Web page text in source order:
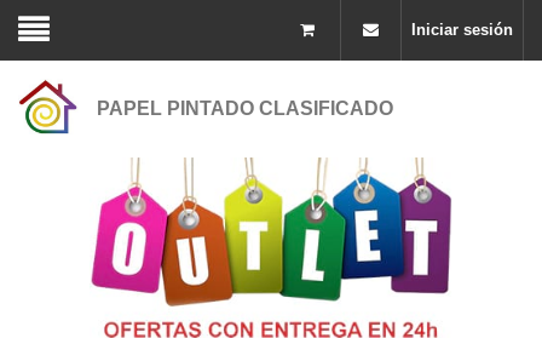
Iniciar sesión
PAPEL PINTADO CLASIFICADO